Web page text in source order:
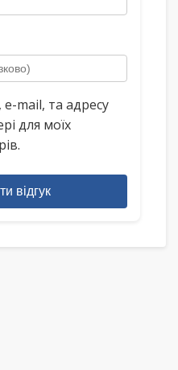
mail, та адресу
для моїх
відгук